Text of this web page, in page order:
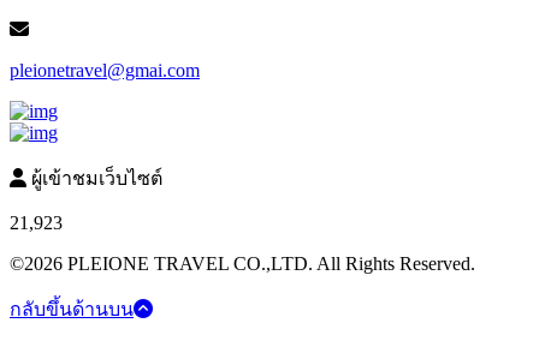
pleionetravel@gmai.com
ผู้เข้าชมเว็บไซต์
21,923
©2026 PLEIONE TRAVEL CO.,LTD. All Rights Reserved.
กลับขึ้นด้านบน